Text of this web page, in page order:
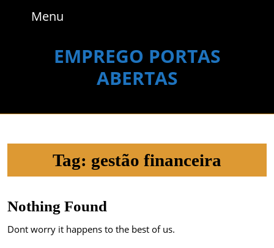
Menu
EMPREGO PORTAS
ABERTAS
Tag: gestão financeira
Nothing Found
Dont worry it happens to the best of us.